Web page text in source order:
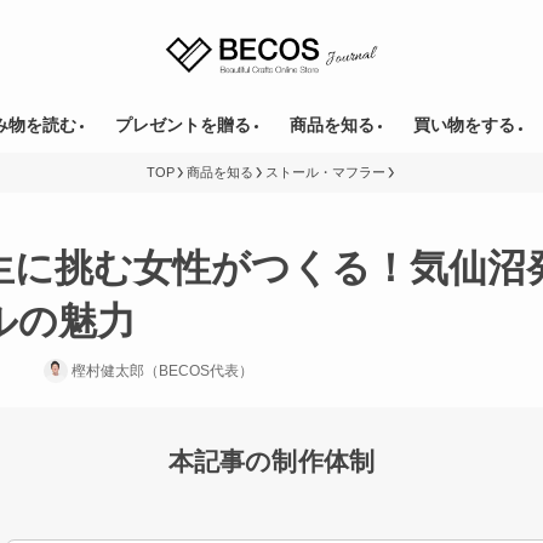
物を読む プレゼントを贈る 商品を知る 買い物をする
TOP 商品を知る ストール・マフラー
に挑む女性がつくる！気仙沼
の魅力
樫村健太郎（BECOS代表）
本記事の制作体制